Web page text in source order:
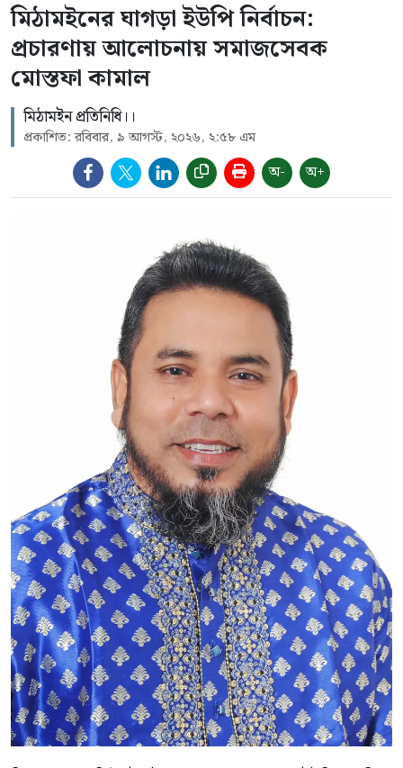
মিঠামইনের ঘাগড়া ইউপি নির্বাচন:
প্রচারণায় আলোচনায় সমাজসেবক
মোস্তফা কামাল
মিঠামইন প্রতিনিধি।।
প্রকাশিত: রবিবার, ৯ আগস্ট, ২০২৬, ২:৫৮ এম
অ- অ+